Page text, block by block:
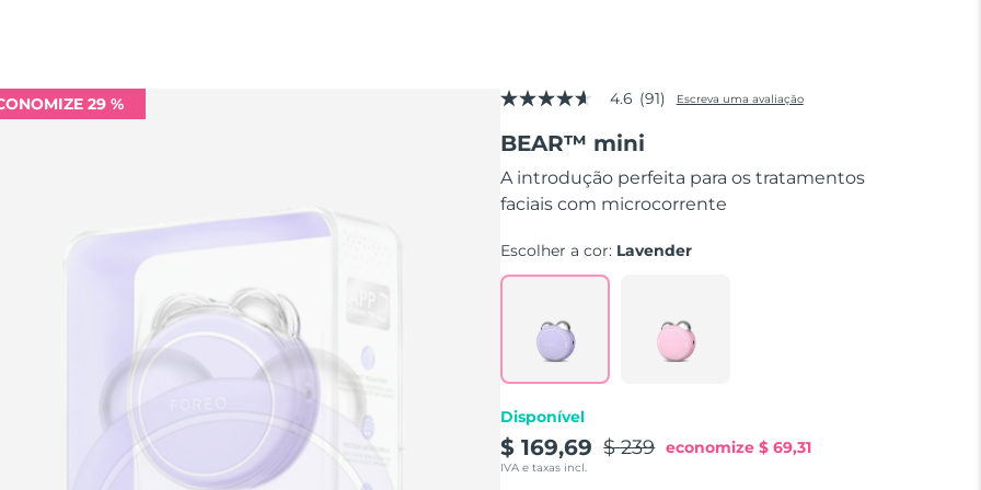
29 %
4.6
5
valor
médio
de
Read
Reviews.
mesma
página.
4.6 (91) Escreva uma avaliação
BEAR™ mini
A introdução perfeita para os tratamentos
faciais com microcorrente
Escolher a cor: Lavender
Disponível
$ 169,69 $ 239 economize$ 69,31
IVA e taxas incl.